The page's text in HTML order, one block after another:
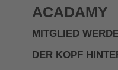
ACADAMY
MITGLIED
DER KOPF